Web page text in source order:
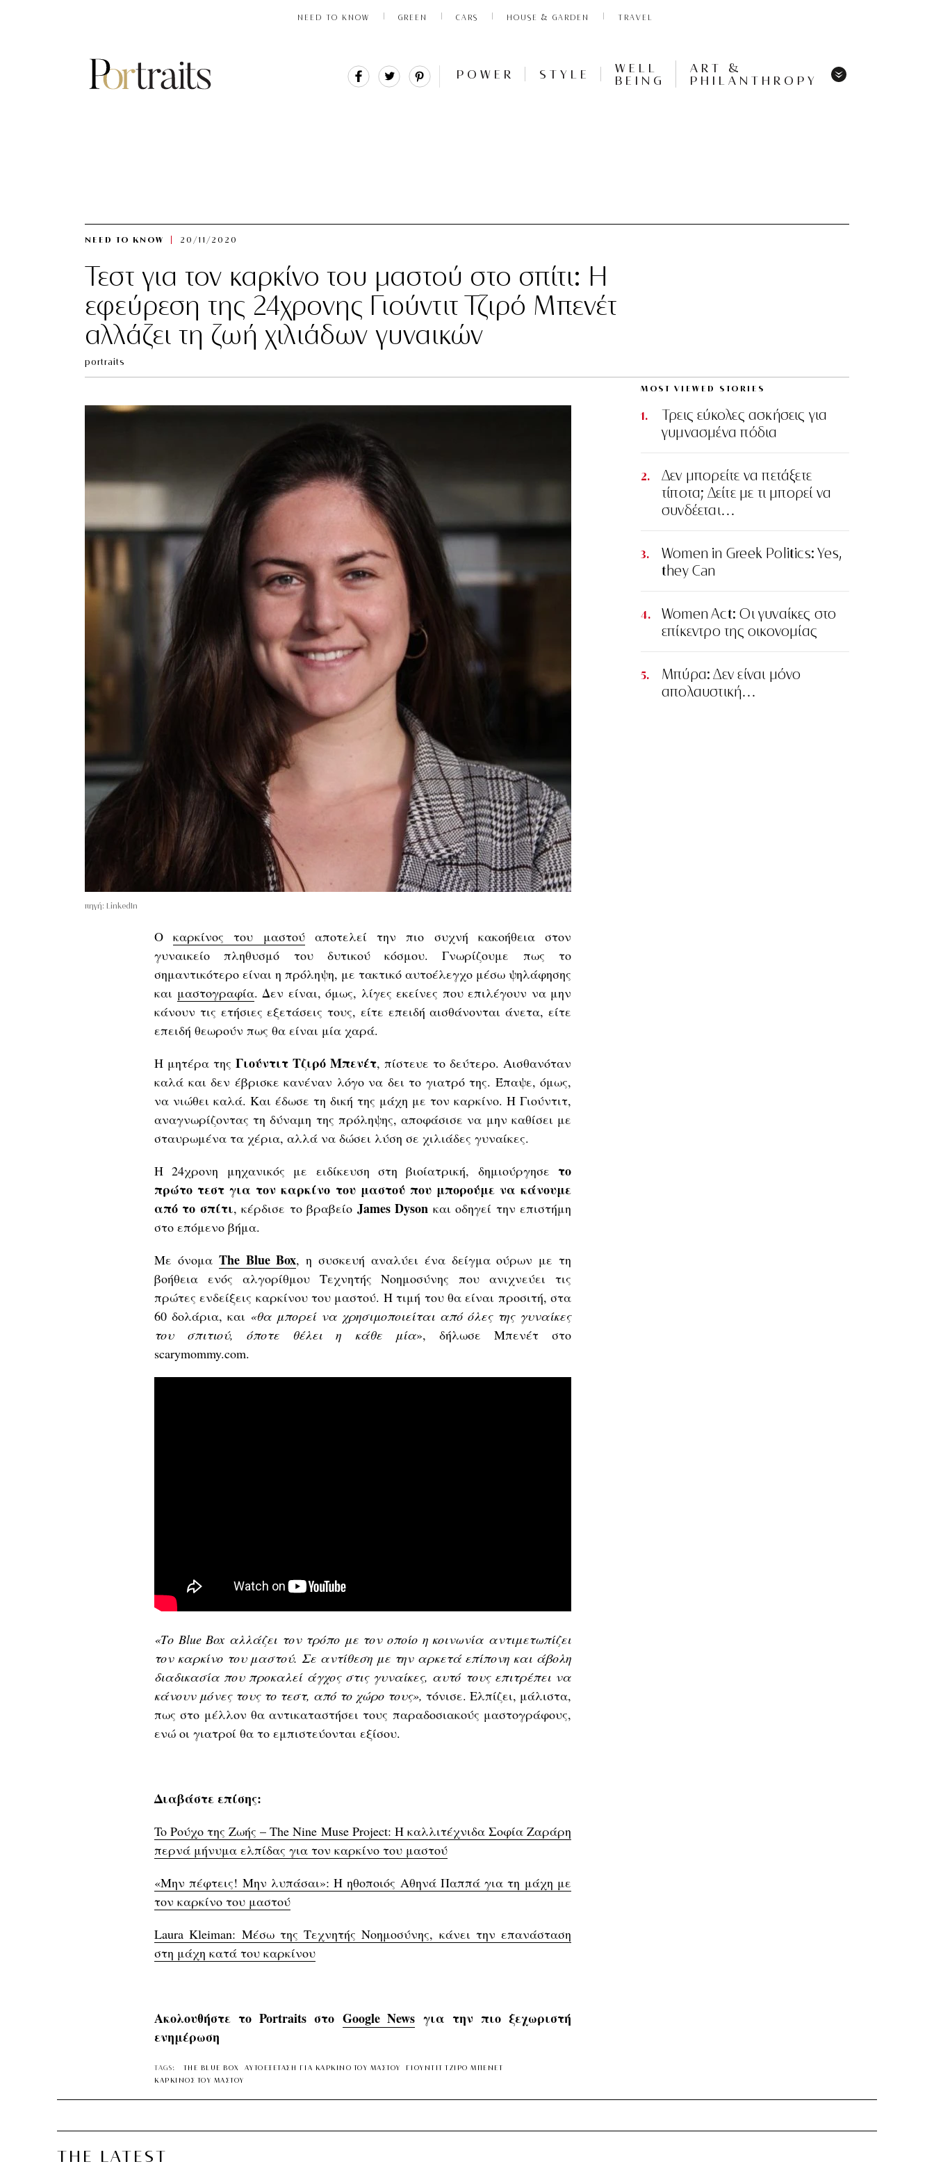
NEED TO KNOW GREEN CARS HOUSE & GARDEN TRAVEL
Share Tweet POWER STYLE
WELL
BEING
ART &
PHILANTHROPY
NEED TO KNOW 20/11/2020
Τεστ για τον καρκίνο του μαστού στο σπίτι: Η
εφεύρεση της 24χρονης Γιούντιτ Τζιρό Μπενέτ
αλλάζει τη ζωή χιλιάδων γυναικών
portraits
πηγή: LinkedIn
Οκαρκίνος του μαστούαποτελεί την πιο συχνή κακοήθεια στον
γυναικείο πληθυσμό του δυτικού κόσμου. Γνωρίζουμε πως το
σημαντικότερο είναι η πρόληψη, με τακτικό αυτοέλεγχο μέσω ψηλάφησης
και μαστογραφία. Δεν είναι, όμως, λίγες εκείνες που επιλέγουν να μην
κάνουν τις ετήσιες εξετάσεις τους, είτε επειδή αισθάνονται άνετα, είτε
επειδή θεωρούν πως θα είναι μία χαρά.
Η μητέρα της Γιούντιτ Τζιρό Μπενέτ, πίστευε το δεύτερο. Αισθανόταν
καλά και δεν έβρισκε κανέναν λόγο να δει το γιατρό της. Έπαψε, όμως,
να νιώθει καλά. Και έδωσε τη δική της μάχη με τον καρκίνο. Η Γιούντιτ,
αναγνωρίζοντας τη δύναμη της πρόληψης, αποφάσισε να μην καθίσει με
σταυρωμένα τα χέρια, αλλά να δώσει λύση σε χιλιάδες γυναίκες.
H 24χρονη μηχανικός με ειδίκευση στη βιοίατρική, δημιούργησε το
πρώτο τεστ για τον καρκίνο του μαστού που μπορούμε να κάνουμε
από το σπίτι, κέρδισε το βραβείο James Dyson και οδηγεί την επιστήμη
στο επόμενο βήμα.
Με όνομα The Blue Box, η συσκευή αναλύει ένα δείγμα ούρων με τη
βοήθεια ενός αλγορίθμου Τεχνητής Νοημοσύνης που ανιχνεύει τις
πρώτες ενδείξεις καρκίνου του μαστού. Η τιμή του θα είναι προσιτή, στα
60 δολάρια, και «θα μπορεί να χρησιμοποιείται από όλες της γυναίκες
του σπιτιού, όποτε θέλει η κάθε μία», δήλωσε Μπενέτ στο
scarymommy.com.
«Το Blue Box αλλάζει τον τρόπο με τον οποίο η κοινωνία αντιμετωπίζει
τον καρκίνο του μαστού. Σε αντίθεση με την αρκετά επίπονη και άβολη
διαδικασία που προκαλεί άγχος στις γυναίκες, αυτό τους επιτρέπει να
κάνουν μόνες τους το τεστ, από το χώρο τους», τόνισε. Ελπίζει, μάλιστα,
πως στο μέλλον θα αντικαταστήσει τους παραδοσιακούς μαστογράφους,
ενώ οι γιατροί θα το εμπιστεύονται εξίσου.
Διαβάστε επίσης:
To Ρούχο της Ζωής – The Nine Muse Project: H καλλιτέχνιδα Σοφία Ζαράρη
περνά μήνυμα ελπίδας για τον καρκίνο του μαστού
«Μην πέφτεις! Μην λυπάσαι»: Η ηθοποιός Αθηνά Παππά για τη μάχη με
τον καρκίνο του μαστού
Laura Kleiman: Μέσω της Τεχνητής Νοημοσύνης, κάνει την επανάσταση
στη μάχη κατά του καρκίνου
Ακολουθήστε το Portraits στο Google News για την πιο ξεχωριστή
ενημέρωση
TAGS: THE BLUE BOX ΑΥΤΟΕΞΕΤΑΣΗ ΓΙΑ ΚΑΡΚΙΝΟ ΤΟΥ ΜΑΣΤΟΥ
ΓΙΟΥΝΤΙΤ ΤΖΙΡΟ ΜΠΕΝΕΤ
ΚΑΡΚΙΝΟΣ ΤΟΥ ΜΑΣΤΟΥ
MOST VIEWED STORIES
Τρεις εύκολες ασκήσεις για
γυμνασμένα πόδια
Δεν μπορείτε να πετάξετε
τίποτα; Δείτε με τι μπορεί να
συνδέεται…
Women in Greek Politics: Yes,
they Can
Women Act: Οι γυναίκες στο
επίκεντρο της οικονομίας
Μπύρα: Δεν είναι μόνο
απολαυστική…
THE LATEST